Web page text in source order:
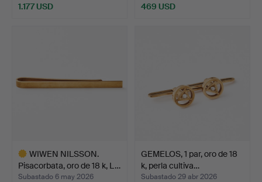
1.177 USD 469 USD
WIWEN NILSSON.
Pisacorbata, oro de 18 k, L…
Subastado 6 may 2026
GEMELOS, 1 par, oro de 18
k, perla cultiva…
Subastado 29 abr 2026